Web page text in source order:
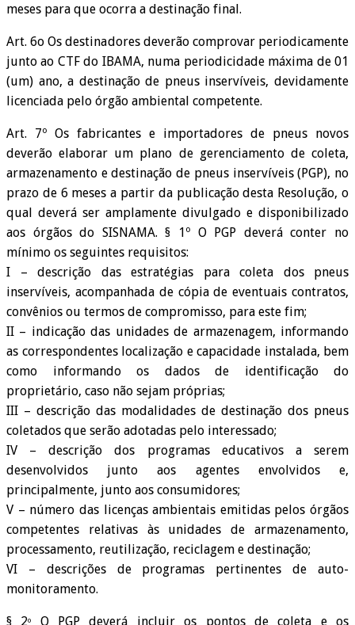
meses para que ocorra a destinação final.
Art. 6o Os destinadores deverão comprovar periodicamente
junto ao CTF do IBAMA, numa periodicidade máxima de 01
(um) ano, a destinação de pneus inservíveis, devidamente
licenciada pelo órgão ambiental competente.
Art. 7º Os fabricantes e importadores de pneus novos
deverão elaborar um plano de gerenciamento de coleta,
armazenamento e destinação de pneus inservíveis (PGP), no
prazo de 6 meses a partir da publicação desta Resolução, o
qual deverá ser amplamente divulgado e disponibilizado
aos órgãos do SISNAMA. § 1º O PGP deverá conter no
mínimo os seguintes requisitos:
I – descrição das estratégias para coleta dos pneus
inservíveis, acompanhada de cópia de eventuais contratos,
convênios ou termos de compromisso, para este fim;
II – indicação das unidades de armazenagem, informando
as correspondentes localização e capacidade instalada, bem
como informando os dados de identificação do
proprietário, caso não sejam próprias;
III – descrição das modalidades de destinação dos pneus
coletados que serão adotadas pelo interessado;
IV – descrição dos programas educativos a serem
desenvolvidos junto aos agentes envolvidos e,
principalmente, junto aos consumidores;
V – número das licenças ambientais emitidas pelos órgãos
competentes relativas às unidades de armazenamento,
processamento, reutilização, reciclagem e destinação;
VI – descrições de programas pertinentes de auto-
monitoramento.
§ 2º
O PGP deverá incluir os pontos de coleta e os